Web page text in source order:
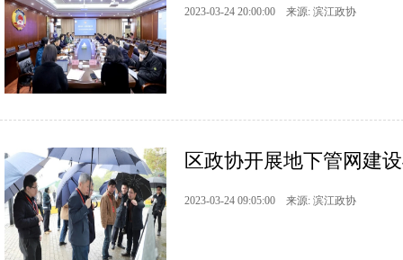
2023-03-24 20:00:00 来源: 滨江政协
区政协开展地下管网建
2023-03-24 09:05:00 来源: 滨江政协